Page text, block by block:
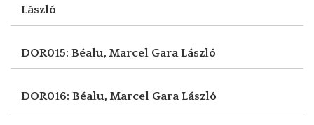
László
DOR015: Béalu, Marcel Gara László
DOR016: Béalu, Marcel Gara László